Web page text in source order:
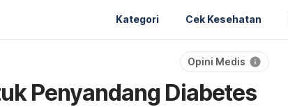
Kategori Cek Kesehatan
Opini Medis
Penyandang Diabetes